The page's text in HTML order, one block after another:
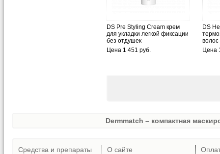
DS Pre Styling Cream крем
для укладки легкой фиксации
без отдушек
Цена 1 451 руб.
DS
Цена
Dermmatch – компактная
Средства и препараты
О сайте